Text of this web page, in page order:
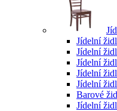
Jídelní
Jídelní
Jídelní
Jídelní
Jídelní
Barové
Jídelní